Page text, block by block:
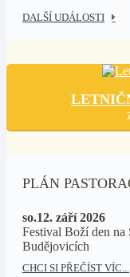
DALŠÍ UDÁLOSTI
PLÁN
so.12. září 2026
Festival Boží den na
Budějovicích
CHCI SI PŘEČÍST VÍC...